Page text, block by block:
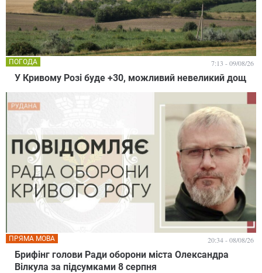
У Кривому Розі буде +30, можливий невеликий дощ
ПОГОДА 7:13 - 09/08/26
Брифінг голови Ради оборони міста Олександра
Вілкула за підсумками 8 серпня
ПРЯМА МОВА 20:34 - 08/08/26